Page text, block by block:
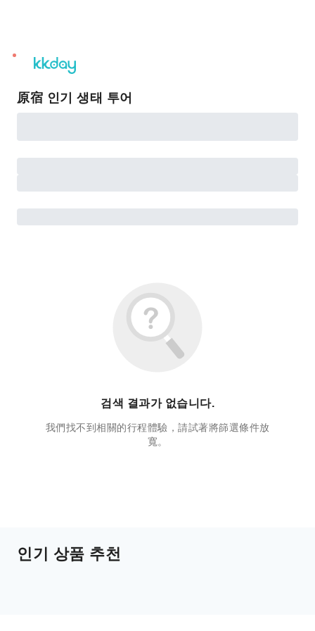
unread
notifications
原宿 인기 생태 투어
검색 결과가 없습니다.
我們找不到相關的行程體驗，請試著將篩選條件放
寬。
인기 상품 추천